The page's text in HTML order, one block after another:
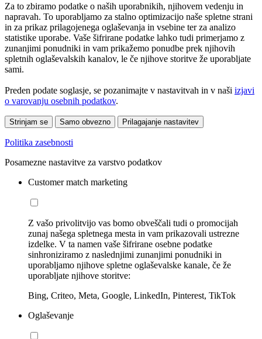
Za to zbiramo podatke o naših uporabnikih, njihovem vedenju in
napravah. To uporabljamo za stalno optimizacijo naše spletne strani
in za prikaz prilagojenega oglaševanja in vsebine ter za analizo
statistike uporabe. Vaše šifrirane podatke lahko tudi primerjamo z
zunanjimi ponudniki in vam prikažemo ponudbe prek njihovih
spletnih oglaševalskih kanalov, le če njihove storitve že uporabljate
sami.
Preden podate soglasje, se pozanimajte v nastavitvah in v naši izjavi
o varovanju osebnih podatkov.
Strinjam se Samo obvezno Prilagajanje nastavitev
Politika zasebnosti
Posamezne nastavitve za varstvo podatkov
Customer match marketing
Z vašo privolitvijo vas bomo obveščali tudi o promocijah
zunaj našega spletnega mesta in vam prikazovali ustrezne
izdelke. V ta namen vaše šifrirane osebne podatke
sinhroniziramo z naslednjimi zunanjimi ponudniki in
uporabljamo njihove spletne oglaševalske kanale, če že
uporabljate njihove storitve:
Bing, Criteo, Meta, Google, LinkedIn, Pinterest, TikTok
Oglaševanje